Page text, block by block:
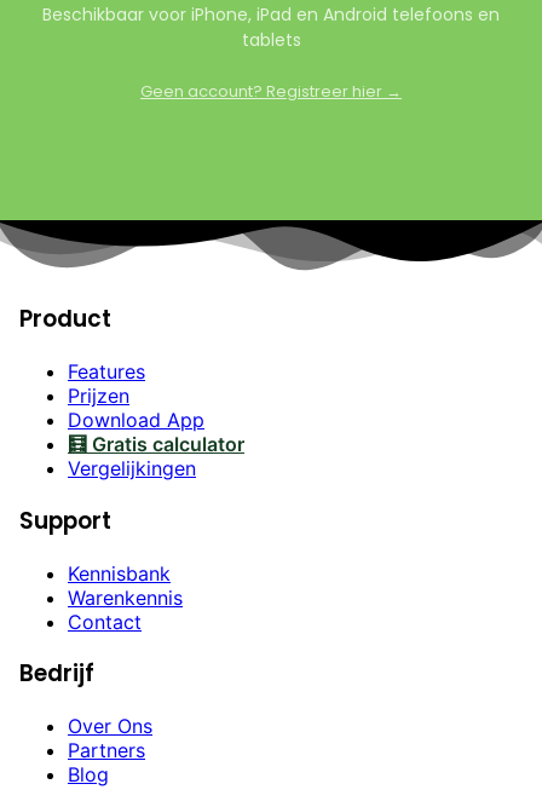
Beschikbaar voor iPhone, iPad en Android telefoons en
tablets
Geen account? Registreer hier →
Product
Features
Prijzen
Download App
🧮 Gratis calculator
Vergelijkingen
Support
Kennisbank
Warenkennis
Contact
Bedrijf
Over Ons
Partners
Blog